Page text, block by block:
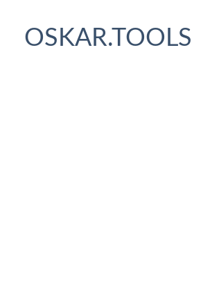
springenOSKAR.TOOLS